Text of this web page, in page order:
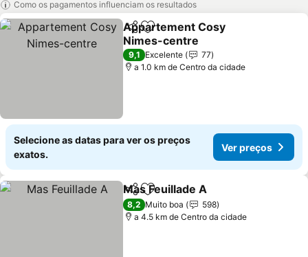
Como os pagamentos influenciam os resultados
PartilharAdicionar aos favoritos
Appartement Cosy
Nimes-centre
9,1 Excelente
77
a 1.0 km de Centro da cidade
Selecione as datas para ver os preços
exatos.
Ver preços
PartilharAdicionar aos favoritos
Mas Feuillade A
8,2 Muito boa
598
a 4.5 km de Centro da cidade